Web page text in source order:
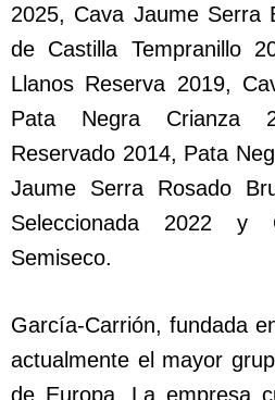
2025, Cava Jaume Serra
de Castilla Tempranillo
Llanos Reserva 2019,
Pata Negra Crianza
Reservado 2014, Pata
Jaume Serra Rosado
Seleccionada 2022 y
Semiseco.
García-Carrión, fundada
actualmente el mayor
de Europa. La empresa